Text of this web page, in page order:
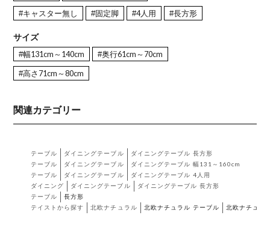
#キャスター無し #固定脚 #4人用 #長方形
サイズ
#幅131cm～140cm #奥行61cm～70cm
#高さ71cm～80cm
関連カテゴリー
テーブル ダイニングテーブル
ダイニングテーブル 長方形
テーブル
ダイニングテーブル
ダイニングテーブル 幅131～160cm
テーブル
ダイニングテーブル
ダイニングテーブル 4人用
ダイニング
ダイニングテーブル
ダイニングテーブル 長方形
テーブル
長方形
テイストから探す
北欧ナチュラル 北欧ナチュラル テーブル 北欧ナチュラ